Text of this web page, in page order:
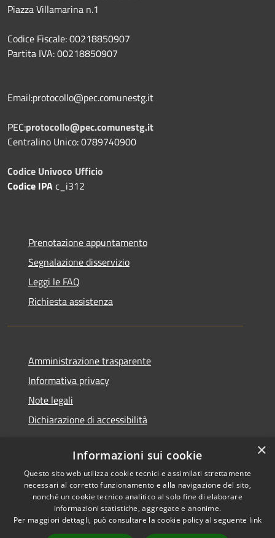
Piazza Villamarina n.1
Codice Fiscale: 00218850907
Partita IVA: 00218850907
Email:protocollo@pec.comunestg.it
PEC:protocollo@pec.comunestg.it
Centralino Unico: 0789740900
Codice Univoco Ufficio
Codice IPAc_i312
Prenotazione appuntamento
Segnalazione disservizio
Leggi le FAQ
Richiesta assistenza
Amministrazione trasparente
Informativa privacy
Note legali
Dichiarazione di accessibilità
RSS
Accessibilità
Cookie
Copyright © 2026 • Comune di
Santa Teresa Gallura •
Powered byMunicipium
Accesso redazione
×
Informazioni sui cookie
Questo sito web utilizza cookie tecnici e assimilati strettamente
necessari al corretto funzionamento e alla navigazione del sito,
nonché un cookie tecnico analitico al solo fine di elaborare
informazioni statistiche, aggregate e anonime.
Per maggiori dettagli, può consultare la cookie policy al seguente link